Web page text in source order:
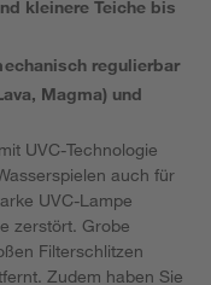
kleinere Teiche bis
regulierbar
Magma) und
UVC-Technologie
auch für
UVC-Lampe
zerstört. Grobe
Filterschlitzen
Zudem haben Sie